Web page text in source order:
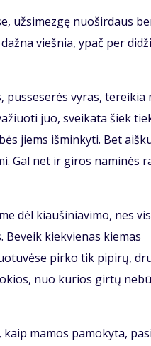
už­si­mez­gę nuo­šir­daus
vieš­nia, ypač per
pus­se­se­rės vy­ras,
juo, svei­ka­ta šiek
jiems iš­min­ky­ti. Bet
Gal net ir gi­ros na­mi­nės
dėl kiau­ši­nia­vi­mo, nes
kiek­vie­nas kie­mas
pir­ko tik pi­pi­rų,
nuo ku­rios gir­tų
kaip ma­mos pa­mo­ky­ta,